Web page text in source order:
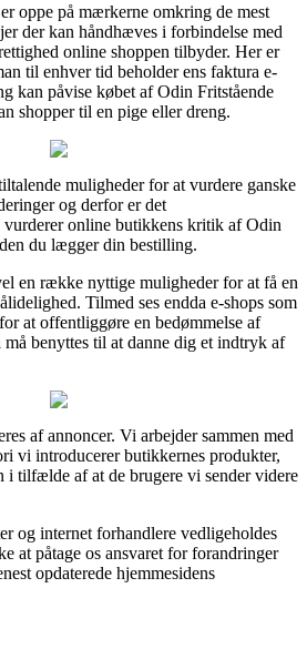
oppe på mærkerne omkring de mest
der kan håndhæves i forbindelse med
online shoppen tilbyder. Her er
til enhver tid beholder ens faktura e-
kan påvise købet af Odin Fritstående
shopper til en pige eller dreng.
muligheder for at vurdere ganske
og derfor er det
online butikkens kritik af Odin
du lægger din bestilling.
en række nyttige muligheder for at få en
Tilmed ses endda e-shops som
at offentliggøre en bedømmelse af
må benyttes til at danne dig et indtryk af
af annoncer. Vi arbejder sammen med
vi introducerer butikkernes produkter,
i tilfælde af at de brugere vi sender videre
og internet forhandlere vedligeholdes
at påtage os ansvaret for forandringer
opdaterede hjemmesidens